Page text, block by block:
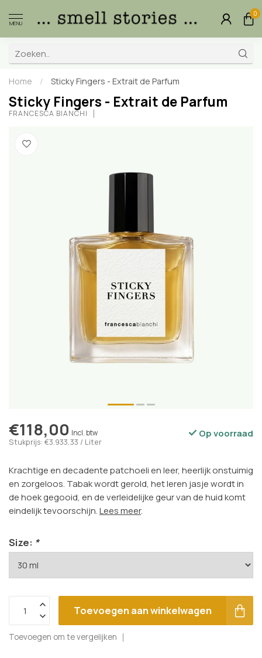
MENU
0
Home / Sticky Fingers - Extrait de Parfum
Sticky Fingers - Extrait de Parfum
FRANCESCA BIANCHI
€118,00 Incl. btw
Stukprijs: €3.933,33 / Liter
Op voorraad
Krachtige en decadente patchoeli en leer, heerlijk onstuimig
en zorgeloos. Tabak wordt gerold, het leren jasje wordt in
de hoek gegooid, en de verleidelijke geur van de huid komt
eindelijk tevoorschijn.Lees meer.
Size: *
Toevoegen aan winkelwagen
Toevoegen om te vergelijken